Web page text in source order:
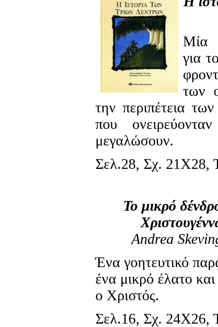
Μία
για
των
την περιπέτεια
που
μεγαλώσουν.
Σελ.28, Σχ. 21Χ28,
Το μικρό
Andrea
Ένα γοητευτικό
ένα μικρό έλατο
ο Χριστός.
Σελ.16, Σχ. 24Χ26,